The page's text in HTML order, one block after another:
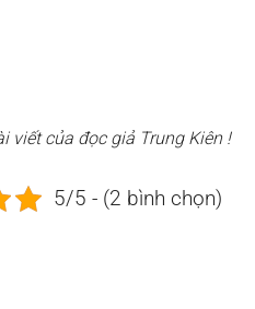
viết của đọc giả Trung Kiên !
5/5 - (2 bình chọn)